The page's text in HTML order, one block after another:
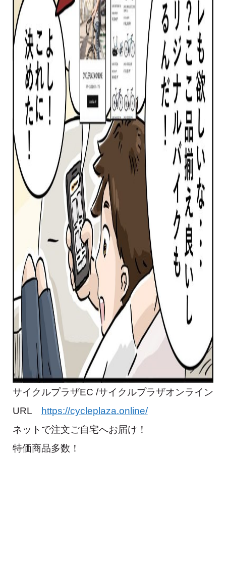
サイクルプラザEC /サイクルプラザオンライン
URL https://cycleplaza.online/
ネットで注文ご自宅へお届け！
特価商品多数！